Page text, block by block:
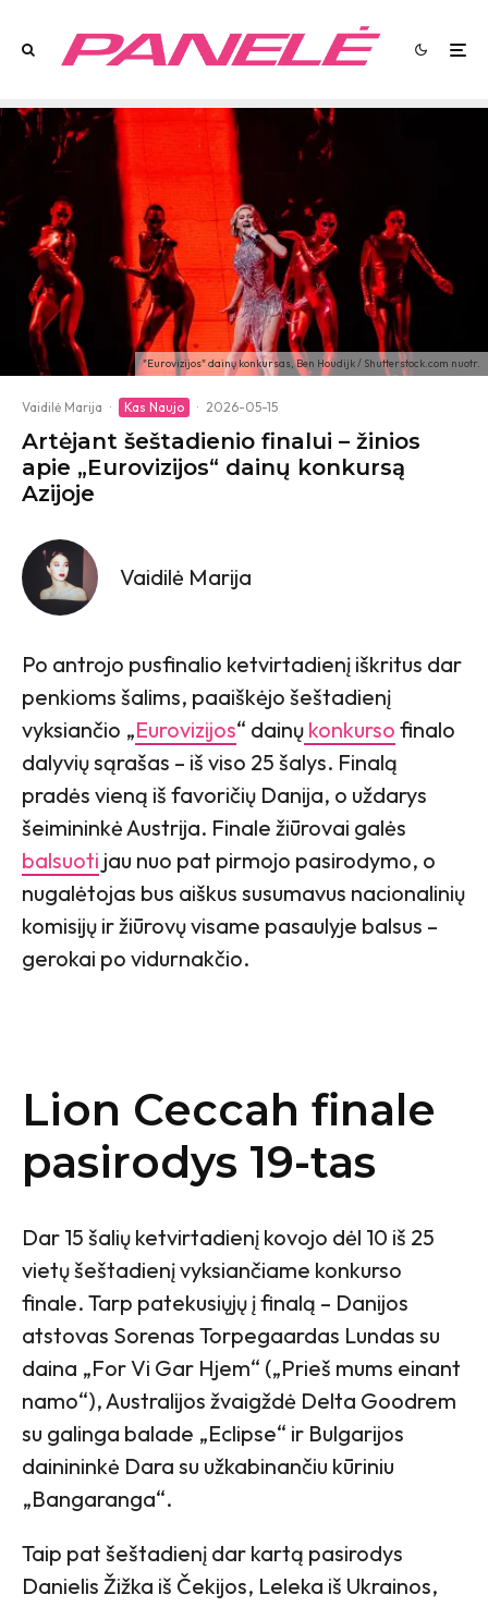
"Eurovizijos" dainų konkursas, Ben Houdijk / Shutterstock.com nuotr.
Vaidilė Marija · Kas Naujo · 2026-05-15
Artėjant šeštadienio finalui – žinios
apie „Eurovizijos“ dainų konkursą
Azijoje
Vaidilė Marija
Po antrojo pusfinalio ketvirtadienį iškritus dar
penkioms šalims, paaiškėjo šeštadienį
vyksiančio „Eurovizijos“ dainų konkurso finalo
dalyvių sąrašas – iš viso 25 šalys. Finalą
pradės vieną iš favoričių Danija, o uždarys
šeimininkė Austrija. Finale žiūrovai galės
balsuoti jau nuo pat pirmojo pasirodymo, o
nugalėtojas bus aiškus susumavus nacionalinių
komisijų ir žiūrovų visame pasaulyje balsus –
gerokai po vidurnakčio.
Lion Ceccah finale
pasirodys 19-tas
Dar 15 šalių ketvirtadienį kovojo dėl 10 iš 25
vietų šeštadienį vyksiančiame konkurso
finale. Tarp patekusiųjų į finalą – Danijos
atstovas Sorenas Torpegaardas Lundas su
daina „For Vi Gar Hjem“ („Prieš mums einant
namo“), Australijos žvaigždė Delta Goodrem
su galinga balade „Eclipse“ ir Bulgarijos
dainininkė Dara su užkabinančiu kūriniu
„Bangaranga“.
Taip pat šeštadienį dar kartą pasirodys
Danielis Žižka iš Čekijos, Leleka iš Ukrainos,